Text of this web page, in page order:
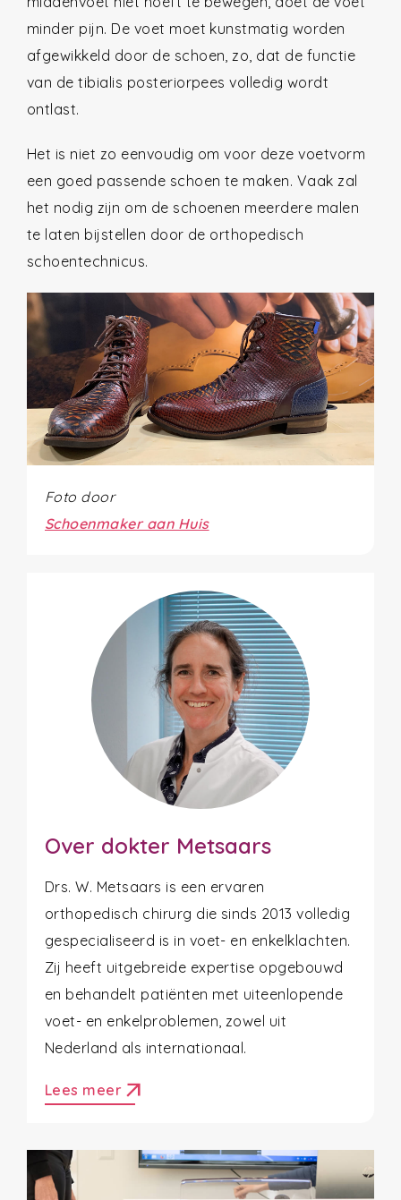
minder pijn. De voet moet kunstmatig worden
afgewikkeld door de schoen, zo, dat de functie
van de tibialis posteriorpees volledig wordt
ontlast.
Het is niet zo eenvoudig om voor deze voetvorm
een goed passende schoen te maken. Vaak zal
het nodig zijn om de schoenen meerdere malen
te laten bijstellen door de orthopedisch
schoentechnicus.
Foto door
Schoenmaker aan Huis
Over dokter Metsaars
Drs. W. Metsaars is een ervaren
orthopedisch chirurg die sinds 2013 volledig
gespecialiseerd is in voet- en enkelklachten.
Zij heeft uitgebreide expertise opgebouwd
en behandelt patiënten met uiteenlopende
voet- en enkelproblemen, zowel uit
Nederland als internationaal.
Lees meer arrow_outward